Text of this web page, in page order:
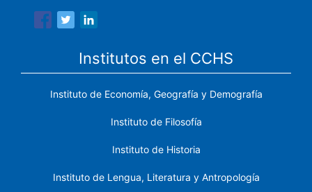
Institutos en el CCHS
Instituto de Economía, Geografía y Demografía
Instituto de Filosofía
Instituto de Historia
Instituto de Lengua, Literatura y Antropología